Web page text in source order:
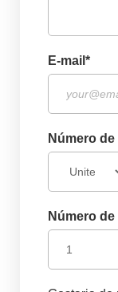
E-mail *
Número
Número